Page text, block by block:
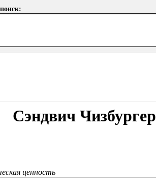
Сэндвич Чизбургер
ценность